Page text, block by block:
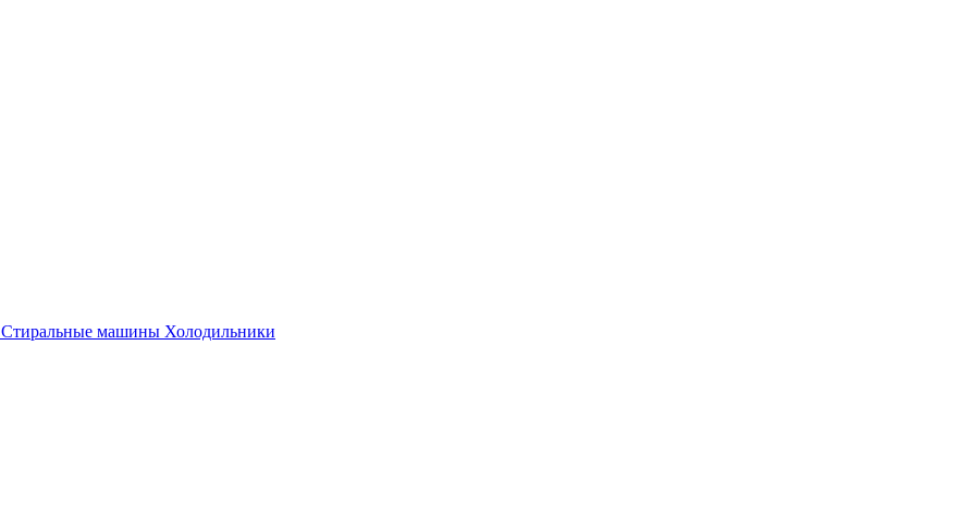
Стиральные машины Холодильники